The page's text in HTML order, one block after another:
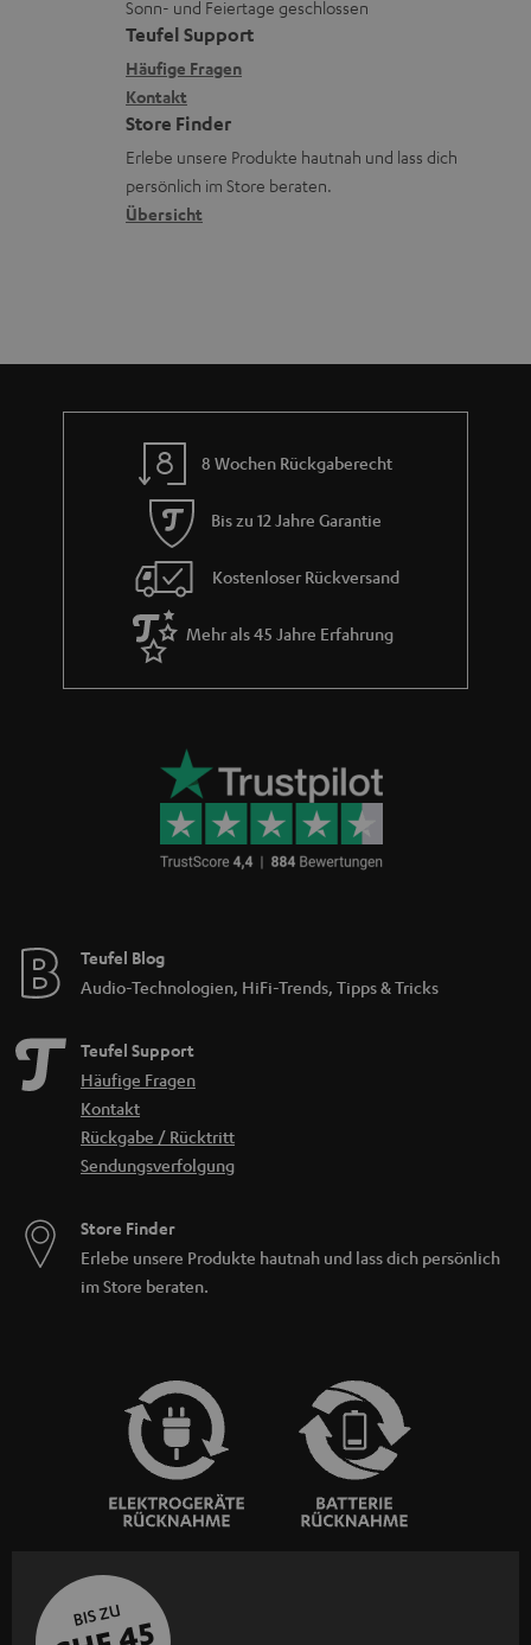
e
n
u
m
V
e
r
s
a
e
n
z
u
r
G
n
e
x
i
k
o
n
a
k
t
d
a
t
Sonn- und Feiertage geschlossen
Teufel Support
Häufige Fragen
Kontakt
Store Finder
Erlebe unsere Produkte hautnah und lass dich
persönlich im Store beraten.
Übersicht
8 Wochen Rückgaberecht
Bis zu 12 Jahre Garantie
Kostenloser Rückversand
Mehr als 45 Jahre Erfahrung
Teufel Blog
Audio-Technologien, HiFi-Trends, Tipps & Tricks
Teufel Support
Häufige Fragen
Kontakt
Rückgabe / Rücktritt
Sendungsverfolgung
Store Finder
Erlebe unsere Produkte hautnah und lass dich persönlich
im Store beraten.
BIS ZU